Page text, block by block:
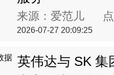
来源：爱范儿 点
2026-07-27 20:09:25
英伟达与 SK 集